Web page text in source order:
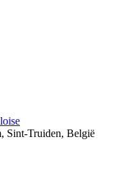
, Sint-Truiden, België